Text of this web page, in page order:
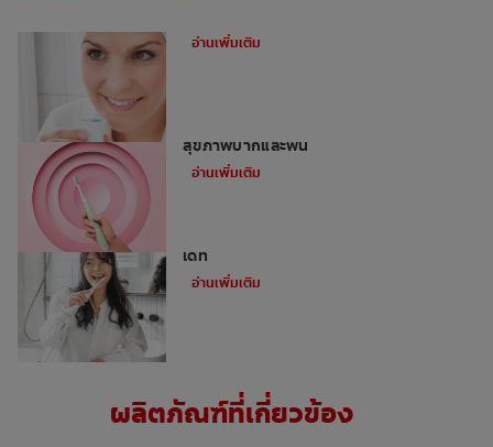
อ่านเพิ่มเติม
สุขภาพปากและฟัน
อ่านเพิ่มเติม
เดท
อ่านเพิ่มเติม
ผลิตภัณฑ์ที่เกี่ยวข้อง